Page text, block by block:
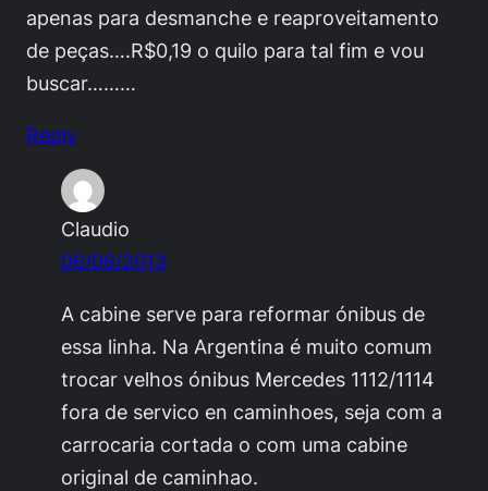
apenas para desmanche e reaproveitamento
de peças….R$0,19 o quilo para tal fim e vou
buscar………
Reply
Claudio
06/06/2013
A cabine serve para reformar ónibus de
essa linha. Na Argentina é muito comum
trocar velhos ónibus Mercedes 1112/1114
fora de servico en caminhoes, seja com a
carrocaria cortada o com uma cabine
original de caminhao.